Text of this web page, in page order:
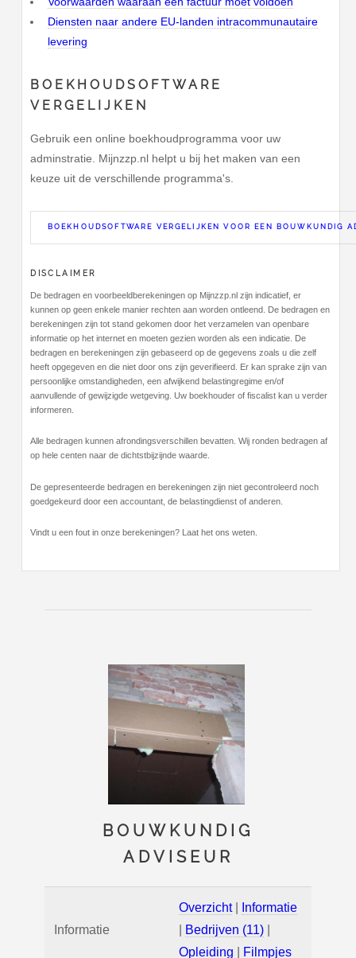
Diensten naar andere EU-landen intracommunautaire
levering
BOEKHOUDSOFTWARE
VERGELIJKEN
Gebruik een online boekhoudprogramma voor uw
adminstratie. Mijnzzp.nl helpt u bij het maken van een
keuze uit de verschillende programma's.
BOEKHOUDSOFTWARE VERGELIJKEN VOOR EEN BOUWKUNDIG
DISCLAIMER
De bedragen en voorbeeldberekeningen op Mijnzzp.nl zijn indicatief, er
kunnen op geen enkele manier rechten aan worden ontleend. De bedragen en
berekeningen zijn tot stand gekomen door het verzamelen van openbare
informatie op het internet en moeten gezien worden als een indicatie. De
bedragen en berekeningen zijn gebaseerd op de gegevens zoals u die zelf
heeft opgegeven en die niet door ons zijn geverifieerd. Er kan sprake zijn van
persoonlijke omstandigheden, een afwijkend belastingregime en/of
aanvullende of gewijzigde wetgeving. Uw boekhouder of fiscalist kan u verder
informeren.
Alle bedragen kunnen afrondingsverschillen bevatten. Wij ronden bedragen af
op hele centen naar de dichtstbijzijnde waarde.
De gepresenteerde bedragen en berekeningen zijn niet gecontroleerd noch
goedgekeurd door een accountant, de belastingdienst of anderen.
Vindt u een fout in onze berekeningen? Laat het ons weten.
BOUWKUNDIG
ADVISEUR
Informatie
Overzicht|
Informatie
Bedrijven (11)
Opleiding
Filmpjes